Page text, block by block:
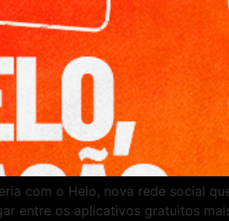
com o Helo, nova rede social
entre os aplicativos gratuitos